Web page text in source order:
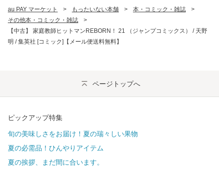
au PAY マーケット > もったいない本舗 > 本・コミック・雑誌
>
その他本・コミック・雑誌
>
【中古】 家庭教師ヒットマンREBORN！ 21 （ジャンプコミックス） / 天野
明 / 集英社 [コミック]【メール便送料無料】
ページトップへ
ピックアップ特集
旬の美味しさをお届け！夏の瑞々しい果物
夏の必需品！ひんやりアイテム
夏の挨拶、まだ間に合います。